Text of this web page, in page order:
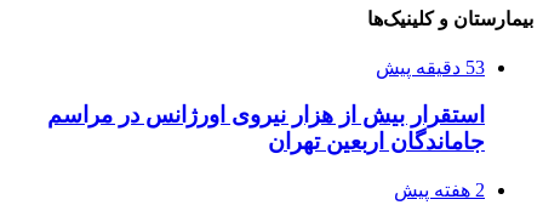
و کلینیک‌ها
53 دقیقه پیش
استقرار بیش از هزار نیروی اورژانس در مراسم
جاماندگان اربعین تهران